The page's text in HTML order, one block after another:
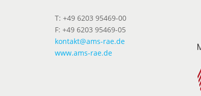
T: +49 6203 95469-00
F: +49 6203 95469-05
kontakt@ams-rae.de
www.ams-rae.de